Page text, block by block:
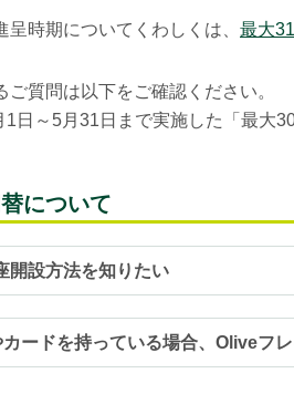
呈時期についてくわしくは、 最大
ご質問は以下をご確認ください。
日～5月31日まで実施した「最大
について
開設方法を知りたい
ードを持っている場合、Oliveフ